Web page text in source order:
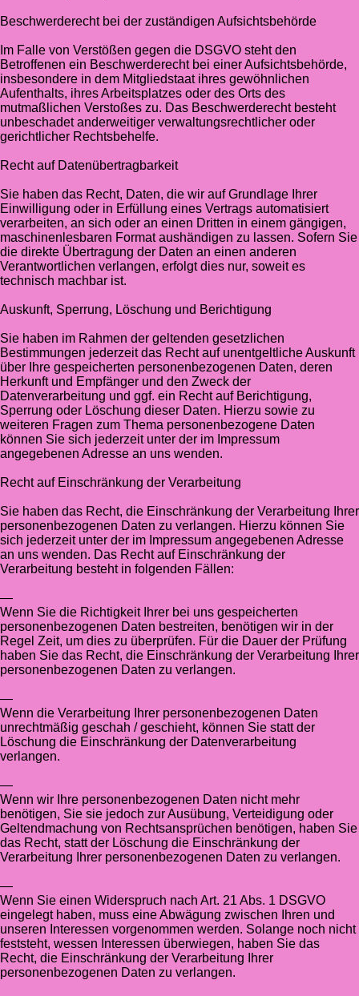
Beschwerderecht bei der zuständigen Aufsichtsbehörde
Im Falle von Verstößen gegen die DSGVO steht den
Betroffenen ein Beschwerderecht bei einer Aufsichtsbehörde,
insbesondere in dem Mitgliedstaat ihres gewöhnlichen
Aufenthalts, ihres Arbeitsplatzes oder des Orts des
mutmaßlichen Verstoßes zu. Das Beschwerderecht besteht
unbeschadet anderweitiger verwaltungsrechtlicher oder
gerichtlicher Rechtsbehelfe.
Recht auf Datenübertragbarkeit
Sie haben das Recht, Daten, die wir auf Grundlage Ihrer
Einwilligung oder in Erfüllung eines Vertrags automatisiert
verarbeiten, an sich oder an einen Dritten in einem gängigen,
maschinenlesbaren Format aushändigen zu lassen. Sofern Sie
die direkte Übertragung der Daten an einen anderen
Verantwortlichen verlangen, erfolgt dies nur, soweit es
technisch machbar ist.
Auskunft, Sperrung, Löschung und Berichtigung
Sie haben im Rahmen der geltenden gesetzlichen
Bestimmungen jederzeit das Recht auf unentgeltliche Auskunft
über Ihre gespeicherten personenbezogenen Daten, deren
Herkunft und Empfänger und den Zweck der
Datenverarbeitung und ggf. ein Recht auf Berichtigung,
Sperrung oder Löschung dieser Daten. Hierzu sowie zu
weiteren Fragen zum Thema personenbezogene Daten
können Sie sich jederzeit unter der im Impressum
angegebenen Adresse an uns wenden.
Recht auf Einschränkung der Verarbeitung
Sie haben das Recht, die Einschränkung der Verarbeitung Ihrer
personenbezogenen Daten zu verlangen. Hierzu können Sie
sich jederzeit unter der im Impressum angegebenen Adresse
an uns wenden. Das Recht auf Einschränkung der
Verarbeitung besteht in folgenden Fällen:
—
Wenn Sie die Richtigkeit Ihrer bei uns gespeicherten
personenbezogenen Daten bestreiten, benötigen wir in der
Regel Zeit, um dies zu überprüfen. Für die Dauer der Prüfung
haben Sie das Recht, die Einschränkung der Verarbeitung Ihrer
personenbezogenen Daten zu verlangen.
—
Wenn die Verarbeitung Ihrer personenbezogenen Daten
unrechtmäßig geschah / geschieht, können Sie statt der
Löschung die Einschränkung der Datenverarbeitung
verlangen.
—
Wenn wir Ihre personenbezogenen Daten nicht mehr
benötigen, Sie sie jedoch zur Ausübung, Verteidigung oder
Geltendmachung von Rechtsansprüchen benötigen, haben Sie
das Recht, statt der Löschung die Einschränkung der
Verarbeitung Ihrer personenbezogenen Daten zu verlangen.
—
Wenn Sie einen Widerspruch nach Art. 21 Abs. 1 DSGVO
eingelegt haben, muss eine Abwägung zwischen Ihren und
unseren Interessen vorgenommen werden. Solange noch nicht
feststeht, wessen Interessen überwiegen, haben Sie das
Recht, die Einschränkung der Verarbeitung Ihrer
personenbezogenen Daten zu verlangen.